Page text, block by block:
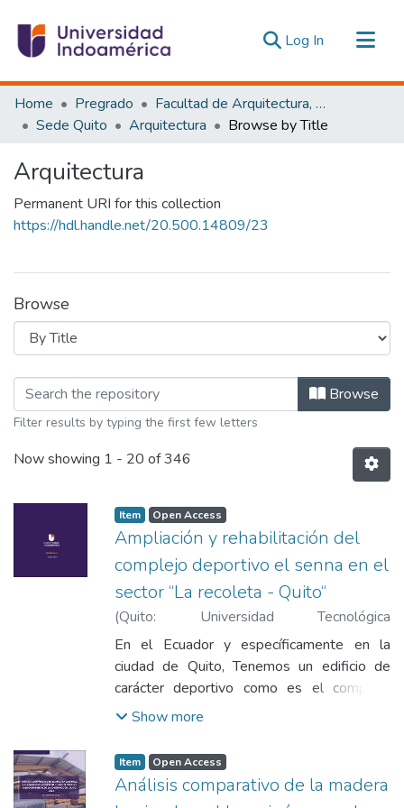
Log In (current)
Communities & Collections
All of DSpace
Home Pregrado
Facultad de Arquitectura, Artes y Diseño
Sede Quito
Arquitectura Browse by Title
Arquitectura
Permanent URI for this collection
https://hdl.handle.net/20.500.14809/23
Browse
Browsing Arquitectura by TitleBrowse
Filter results by typing the first few letters
Now showing 1 - 20 of 346
Item Open Access
Ampliación y rehabilitación del
complejo deportivo el senna en el
sector “La recoleta - Quito“
(Quito: Universidad Tecnológica
Indoamérica,2023 )Poma Cargua, Vladimir
Stalin; Caceres Guerrero, Esteban Fernando
En el Ecuador y específicamente en la
ciudad de Quito, Tenemos un edificio de
carácter deportivo como es el complejo
deportivo “El sena” que se encuentra en
rehabilitación, presentando varias falencias
tanto en lo funcional como formal que se
han ido incrementado por la nula
Show more
Item Open Access
Análisis comparativo de la madera